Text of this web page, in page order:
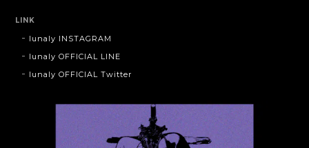
LINK
lunaly INSTAGRAM
lunaly OFFICIAL LINE
lunaly OFFICIAL Twitter